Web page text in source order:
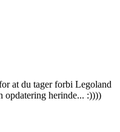
at du tager forbi Legoland
opdatering herinde... :))))